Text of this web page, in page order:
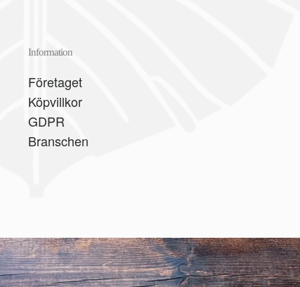
Information
Företaget
Köpvillkor
GDPR
Branschen